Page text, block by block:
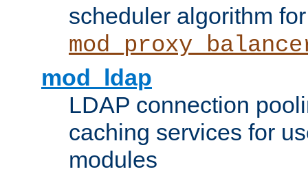
scheduler algorithm for
mod_ldap
LDAP connection
caching services for
modules